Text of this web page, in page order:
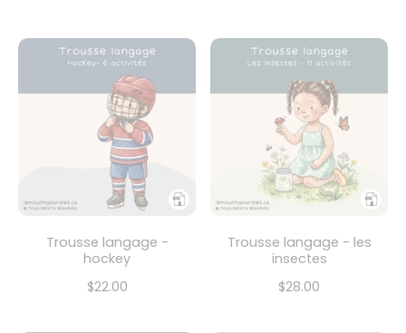
Trousse langage -
hockey
$22.00
Trousse langage - les
insectes
$28.00